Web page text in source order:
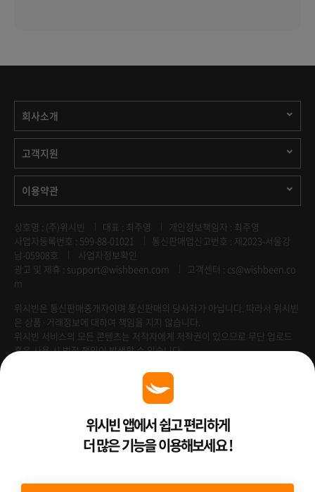
회사소개
고객지원
이용약관
상호명 : (주)위시빈 대표 : 최주영
개인정보책임자 : 최주영
사업자등록번호 : 599-88-01021
통신판매업신고번호 : 제2023-서울강
남-05908호
사업자정보확인
광고 및 제휴 : support@wishbeen.com
고객센터 : cs@wishbeen.co
m
위시빈은 통신판매중개자이며 통신판매의 당사자가 아닙니다. 따라서 위시빈
은 상품·거래정보에 대하여 책임을 지지 않습니다.
위시빈 서비스의 모든 콘텐츠는 저작자에게 저작권이 있으므로 무단 업로드
혹은 사용 시 법적 책임이 발생할 수 있습니다.
Venture Enterprise위시빈 앱에서 쉽고 편리하게
더 많은 기능을 이용해보세요 !